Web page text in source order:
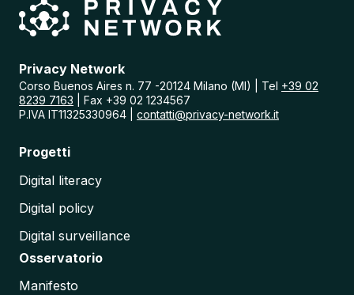
Privacy Network
Corso Buenos Aires n. 77 -20124 Milano (MI) | Tel +39 02
8239 7163 | Fax +39 02 1234567
P.IVA IT11325330964 | contatti@privacy-network.it
Progetti
Digital literacy
Digital policy
Digital surveillance
Osservatorio
Manifesto